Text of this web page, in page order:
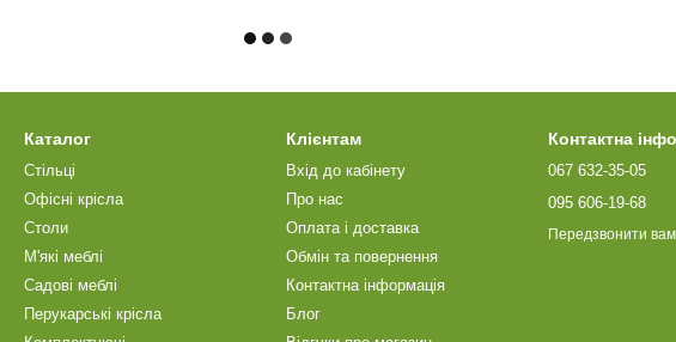
Каталог
Стільці
Офісні крісла
Столи
М'які меблі
Садові меблі
Перукарські крісла
Клієнтам
Вхід до кабінету
Про нас
Оплата і доставка
Обмін та повернення
Контактна інформація
Блог
Контактна
067 632-35-05
095 606-19-68
Передзвонити